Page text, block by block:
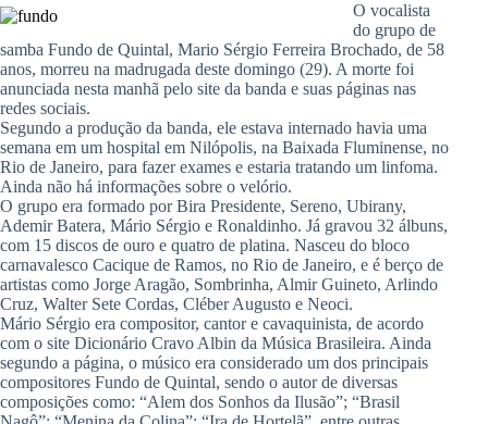
O vocalista
do grupo de
samba Fundo de Quintal, Mario Sérgio Ferreira Brochado, de 58
anos, morreu na madrugada deste domingo (29). A morte foi
anunciada nesta manhã pelo site da banda e suas páginas nas
redes sociais.
Segundo a produção da banda, ele estava internado havia uma
semana em um hospital em Nilópolis, na Baixada Fluminense, no
Rio de Janeiro, para fazer exames e estaria tratando um linfoma.
Ainda não há informações sobre o velório.
O grupo era formado por Bira Presidente, Sereno, Ubirany,
Ademir Batera, Mário Sérgio e Ronaldinho. Já gravou 32 álbuns,
com 15 discos de ouro e quatro de platina. Nasceu do bloco
carnavalesco Cacique de Ramos, no Rio de Janeiro, e é berço de
artistas como Jorge Aragão, Sombrinha, Almir Guineto, Arlindo
Cruz, Walter Sete Cordas, Cléber Augusto e Neoci.
Mário Sérgio era compositor, cantor e cavaquinista, de acordo
com o site Dicionário Cravo Albin da Música Brasileira. Ainda
segundo a página, o músico era considerado um dos principais
compositores Fundo de Quintal, sendo o autor de diversas
composições como: “Alem dos Sonhos da Ilusão”; “Brasil